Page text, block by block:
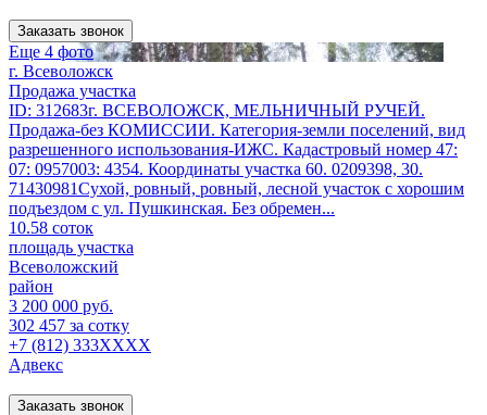
Заказать звонок
Еще 4 фото
г. Всеволожск
Продажа участка
ID: 312683г. ВСЕВОЛОЖСК, МЕЛЬНИЧНЫЙ РУЧЕЙ.
Продажа-без КОМИССИИ. Категория-земли поселений, вид
разрешенного использования-ИЖС. Кадастровый номер 47:
07: 0957003: 4354. Координаты участка 60. 0209398, 30.
71430981Сухой, ровный, ровный, лесной участок с хорошим
подъездом с ул. Пушкинская. Без обремен...
10.58 соток
площадь участка
Всеволожский
район
3 200 000 руб.
302 457 за сотку
+7 (812) 333XXXX
Адвекс
Заказать звонок